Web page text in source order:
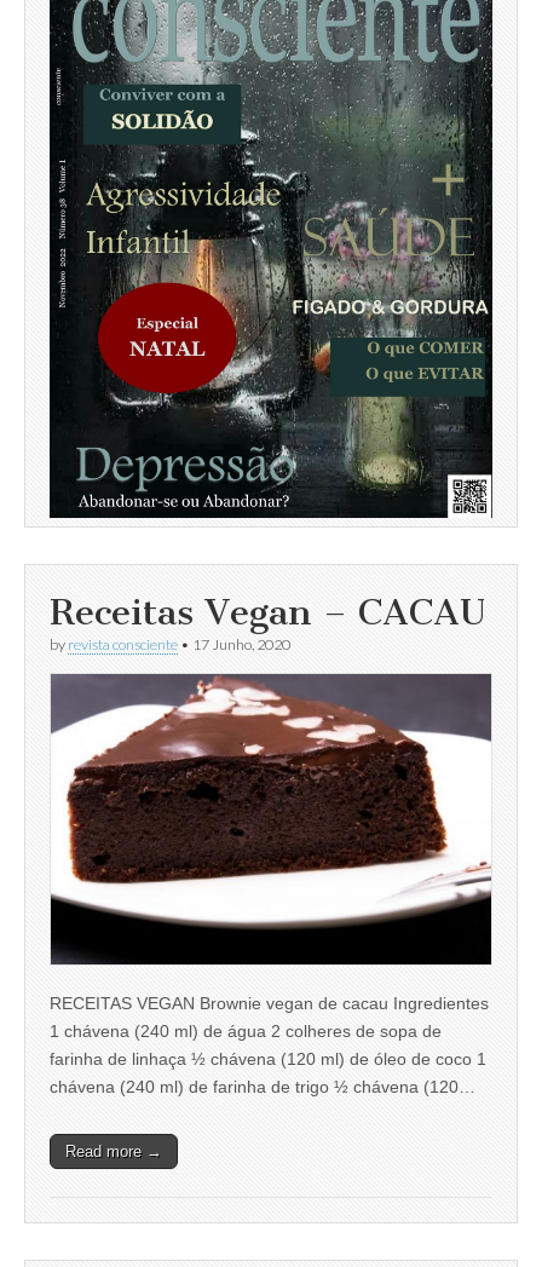
Receitas Vegan – CACAU
by revista consciente • 17 Junho, 2020
RECEITAS VEGAN Brownie vegan de cacau Ingredientes
1 chávena (240 ml) de água 2 colheres de sopa de
farinha de linhaça ½ chávena (120 ml) de óleo de coco 1
chávena (240 ml) de farinha de trigo ½ chávena (120…
Read more →